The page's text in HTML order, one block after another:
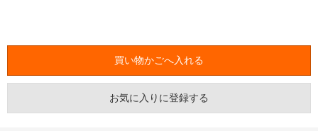
お気に入りに登録する